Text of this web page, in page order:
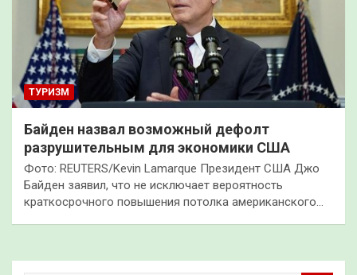
ТУРИЗМ
Байден назвал возможный дефолт
разрушительным для экономики США
Фото: REUTERS/Kevin Lamarque Президент США Джо
Байден заявил, что не исключает вероятность
краткосрочного повышения потолка американского…